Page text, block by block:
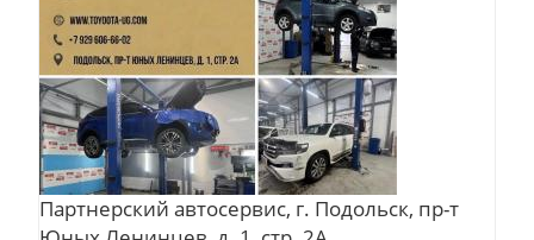
Партнерский автосервис, г. Подольск, пр-т